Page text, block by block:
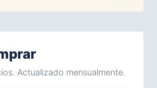
Actualizado mensualmente.